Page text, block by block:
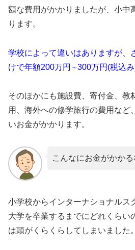
額な費用がかかりましたが、小中
ります。
学校によって違いはありますが、
けで年額200万円∼300万円(税込み)
そのほかにも施設費、寄付金、教
用、海外への修学旅行の費用など
いお金がかかります。
こんなにお金がかか
小学校からインターナショナルス
大学を卒業するまでにどれくらい
は頭がくらくらしてしまいました。